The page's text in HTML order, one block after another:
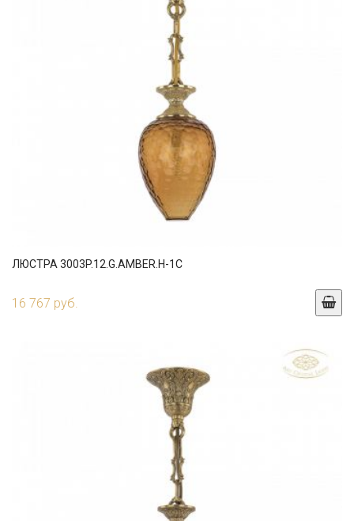
ЛЮСТРА 3003P.12.G.AMBER.H-1C
16 767 руб.